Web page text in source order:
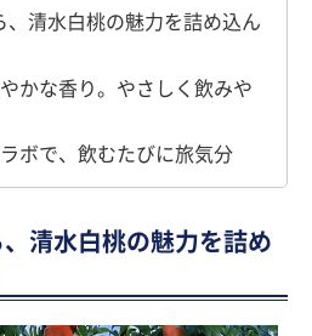
、清水白桃の魅力を詰め込ん
かな香り。やさしく飲みや
ボで、飲むたびに旅気分
清水白桃の魅力を詰め